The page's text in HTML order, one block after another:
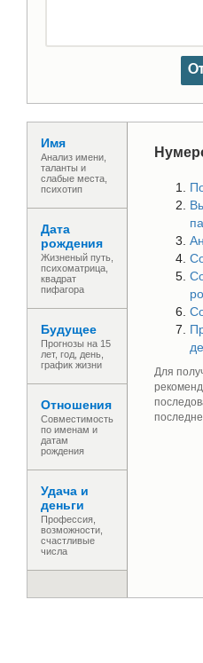
Имя
Анализ имени,
таланты и
слабые места,
психотип
Дата
рождения
Жизненый путь,
психоматрица,
квадрат
пифагора
Будущее
Прогнозы на 15
лет, год, день,
график жизни
Отношения
Совместимость
по именам и
датам
рождения
Удача и
деньги
Профессия,
возможности,
счастливые
числа
Для